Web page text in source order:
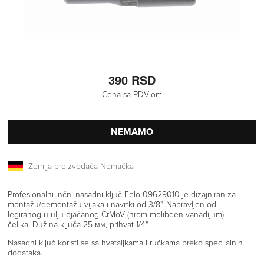
390 RSD
Cena sa PDV-om
NEMAMO
Zemlja proizvođača Nemačka
Profesionalni inčni nasadni ključ Felo 09629010 je dizajniran za
montažu/demontažu vijaka i navrtki od 3/8". Napravljen od
legiranog u ulju ojačanog CrMoV (hrom-molibden-vanadijum)
čelika. Dužina ključa 25 мм, prihvat 1/4".
Nasadni ključ koristi se sa hvataljkama i ručkama preko specijalnih
dodataka.